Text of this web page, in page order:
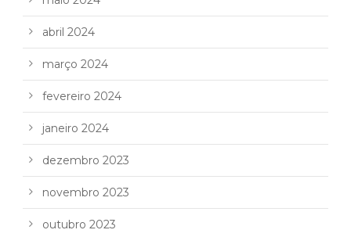
abril 2024
março 2024
fevereiro 2024
janeiro 2024
dezembro 2023
novembro 2023
outubro 2023